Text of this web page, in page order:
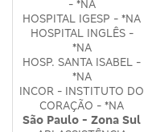
- *NA
HOSPITAL IGESP - *NA
HOSPITAL INGLÊS -
*NA
HOSP. SANTA ISABEL -
*NA
INCOR - INSTITUTO DO
CORAÇÃO - *NA
São Paulo - Zona Sul